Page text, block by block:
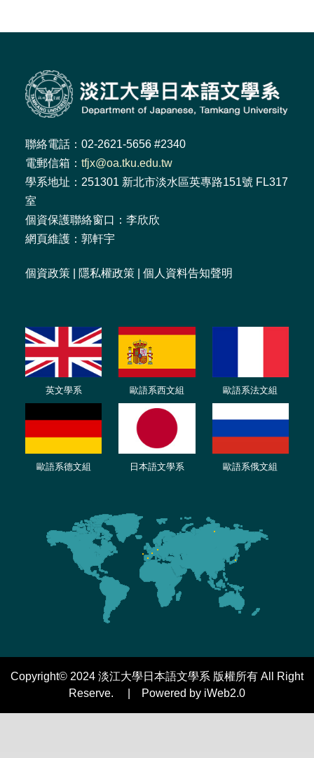
聯絡電話：02-2621-5656 #2340
電郵信箱： tfjx@oa.tku.edu.tw
學系地址：251301 新北市淡水區英專路151號 FL317
室
個資保護聯絡窗口：李欣欣
網頁維護：郭軒宇
個資政策 隱私權政策 個人資料告知聲明
英文學系 歐語系西文組 歐語系法文組
歐語系德文組 日本語文學系 歐語系俄文組
Copyright© 2024 淡江大學日本語文學系 版權所有 All Right
Reserve. | Powered by iWeb2.0